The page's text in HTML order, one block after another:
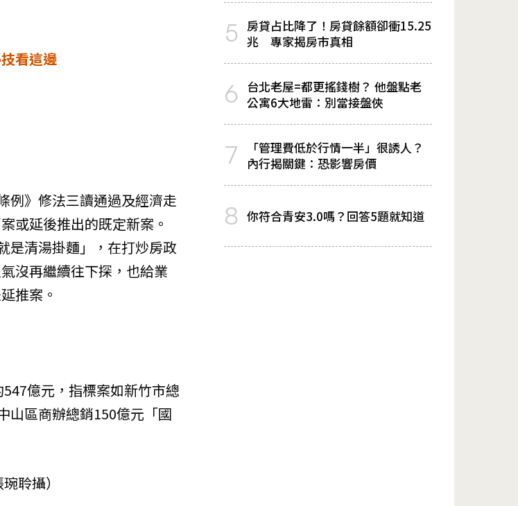
看這邊
例》修法三讀通過及經濟走
或延後推出的既定新案。
是清湯掛麵」，在打炒房政
沒再繼續往下探，也給業
推案。
億元，指標案如新竹市總
山區商辦總銷150億元「國
聆攝）
5 房貸占比降了！房貸餘額卻衝15.25
兆 專家揭房市真相
6
台北老屋=都更搖錢樹？ 他盤點老
公寓6大地雷：別當接盤俠
7
「管理費低於行情一半」很誘人？
內行揭關鍵：恐影響房價
8 你符合青安3.0嗎？回答5題就知道